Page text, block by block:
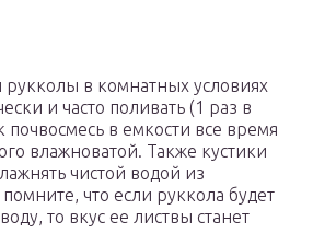
в комнатных условиях
и часто поливать (1 раз в
почвосмесь в емкости все время
влажноватой. Также кустики
чистой водой из
что если руккола будет
то вкус ее листвы станет